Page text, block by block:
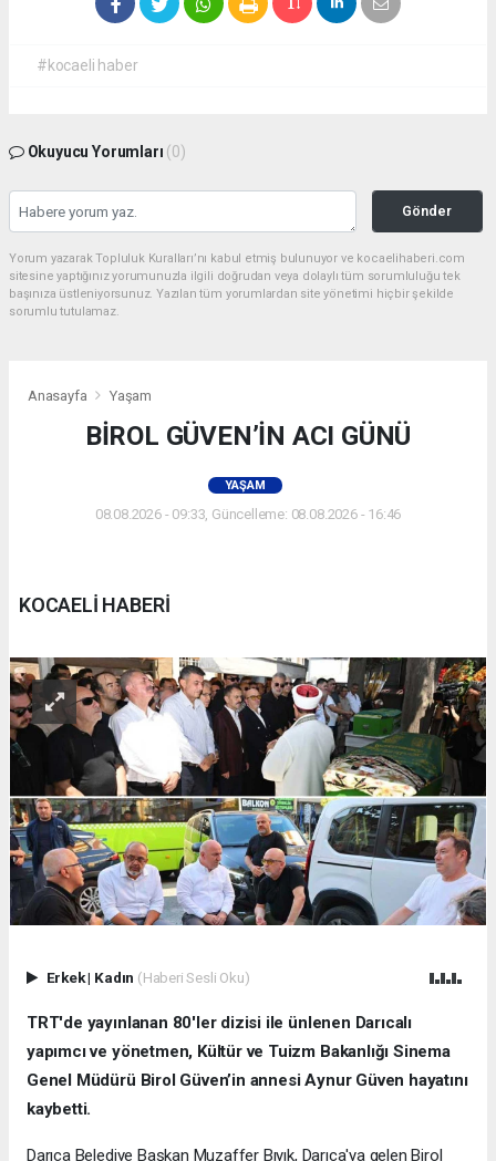
#kocaeli haber
Okuyucu Yorumları (0)
Gönder
Yorum yazarak Topluluk Kuralları’nı kabul etmiş bulunuyor ve kocaelihaberi.com
sitesine yaptığınız yorumunuzla ilgili doğrudan veya dolaylı tüm sorumluluğu tek
başınıza üstleniyorsunuz. Yazılan tüm yorumlardan site yönetimi hiçbir şekilde
sorumlu tutulamaz.
Anasayfa Yaşam
BİROL GÜVEN’İN ACI GÜNÜ
YAŞAM
08.08.2026 - 09:33, Güncelleme: 08.08.2026 - 16:46
KOCAELİ HABERİ
Erkek| Kadın (Haberi Sesli Oku)
TRT'de yayınlanan 80'ler dizisi ile ünlenen Darıcalı
yapımcı ve yönetmen, Kültür ve Tuizm Bakanlığı Sinema
Genel Müdürü Birol Güven’in annesi Aynur Güven hayatını
kaybetti.
Darıca Belediye Başkan Muzaffer Bıyık, Darıca'ya gelen Birol